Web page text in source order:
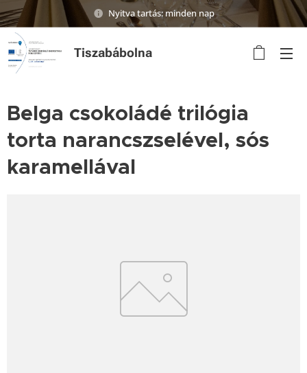
Nyitva tartás: minden nap
Tiszabábolna
Belga csokoládé trilógia
torta narancszselével, sós
karamellával